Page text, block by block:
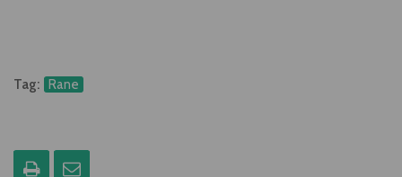
Tag: Rane